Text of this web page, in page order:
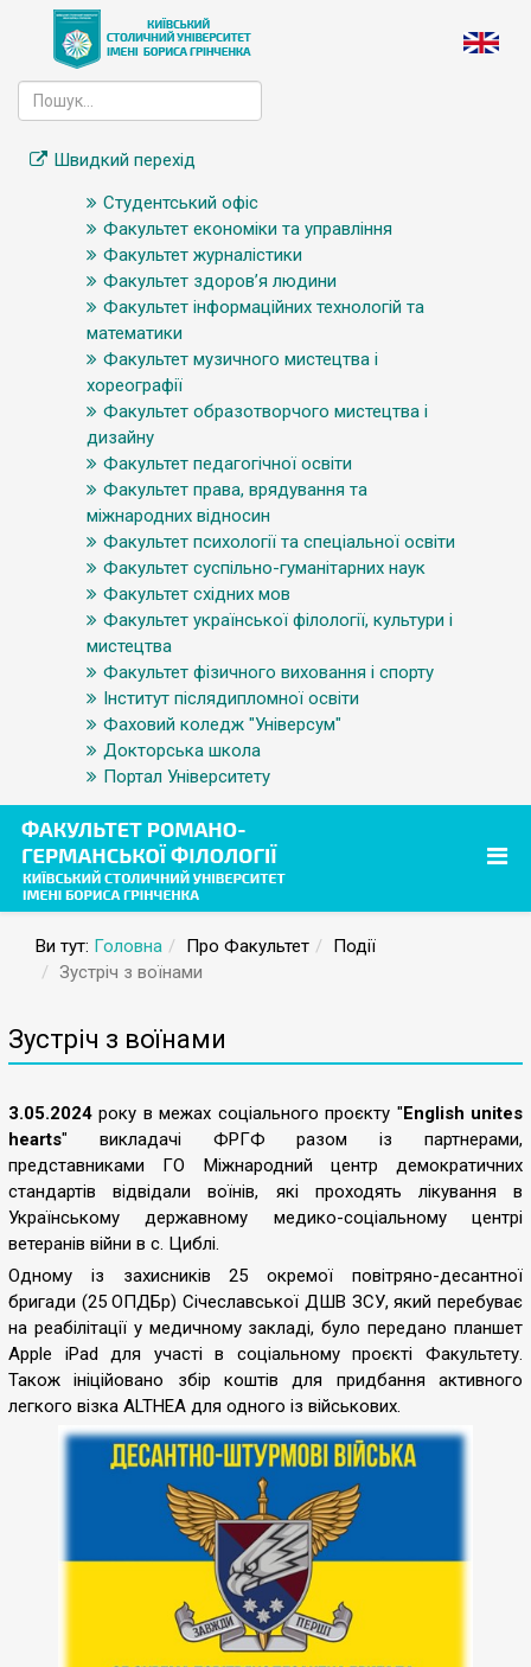
Швидкий перехід
Студентський офіс
Факультет економіки та управління
Факультет журналістики
Факультет здоров’я людини
Факультет інформаційних технологій та
математики
Факультет музичного мистецтва і
хореографії
Факультет образотворчого мистецтва і
дизайну
Факультет педагогічної освіти
Факультет права, врядування та
міжнародних відносин
Факультет психології та спеціальної освіти
Факультет суспільно-гуманітарних наук
Факультет східних мов
Факультет української філології, культури і
мистецтва
Факультет фізичного виховання і спорту
Інститут післядипломної освіти
Фаховий коледж "Універсум"
Докторська школа
Портал Університету
Ви тут: Головна Про Факультет
Події
Зустріч з воїнами
Зустріч з воїнами
3.05.2024 року в межах соціального проєкту "English unites
hearts" викладачі ФРГФ разом із партнерами,
представниками ГО Міжнародний центр демократичних
стандартів відвідали воїнів, які проходять лікування в
Українському державному медико-соціальному центрі
ветеранів війни в с. Циблі.
Одному із захисників 25 окремої повітряно-десантної
бригади (25 ОПДБр) Січеславської ДШВ ЗСУ, який перебуває
на реабілітації у медичному закладі, було передано планшет
Apple iPad для участі в соціальному проєкті Факультету.
Також ініційовано збір коштів для придбання активного
легкого візка ALTHEA для одного із військових.